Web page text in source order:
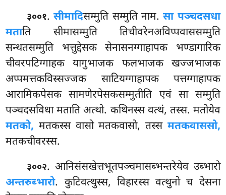
३००१.सीमादिसम्मुति सम्मुति नाम.सा पञ्चदसधा
मताति सीमासम्मुति तिचीवरेनअविप्पवाससम्मुति
सन्थतसम्मुति भत्तुद्देसक सेनासनग्गाहापक भण्डागारिक
चीवरपटिग्गाहक यागुभाजक फलभाजक खज्जभाजक
अप्पमत्तकविस्सज्जक साटियग्गाहापक पत्तग्गाहापक
आरामिकपेसक सामणेरपेसकसम्मुतीति एवं सा सम्मुति
पञ्चदसविधामताति अत्थो. कथिनस्स वत्थं, तस्स. मतोयेव
मतको, मतकस्स वासो मतकवासो, तस्स मतकवाससो,
मतकचीवरस्स.
३००२. आनिसंसखेत्तभूतपञ्चमासब्भन्तरेयेव उब्भारो
अन्तरुब्भारो. कुटिवत्थुस्स, विहारस्स वत्थुनो च देसना